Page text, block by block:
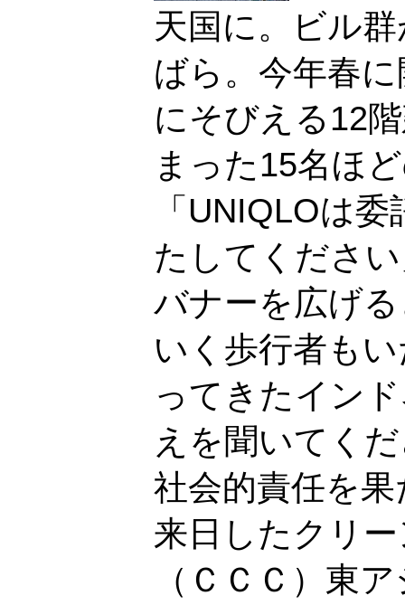
天国に。ビル
ばら。今年春
にそびえる12
まった15名ほ
「UNIQLOは
たしてくださ
バナーを広げ
いく歩行者も
ってきたイン
えを聞いてく
社会的責任を
来日したクリ
（ＣＣＣ）東